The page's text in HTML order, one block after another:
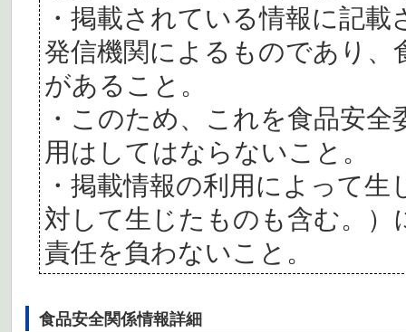
・掲載されている情報に記
発信機関によるものであり、
があること。
・このため、これを食品安
用はしてはならないこと。
・掲載情報の利用によって
対して生じたものも含む。
責任を負わないこと。
食品安全関係情報詳細